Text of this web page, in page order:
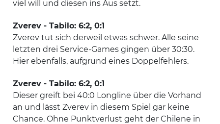
viel will und diesen ins Aus setzt.
Zverev - Tabilo: 6:2, 0:1
Zverev tut sich derweil etwas schwer. Alle seine
letzten drei Service-Games gingen über 30:30.
Hier ebenfalls, aufgrund eines Doppelfehlers.
Zverev - Tabilo: 6:2, 0:1
Dieser greift bei 40:0 Longline über die Vorhand
an und lässt Zverev in diesem Spiel gar keine
Chance. Ohne Punktverlust geht der Chilene in